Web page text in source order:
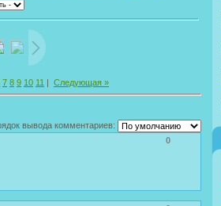
7 8 9 10 11 | Следующая »
вывода комментариев:
0